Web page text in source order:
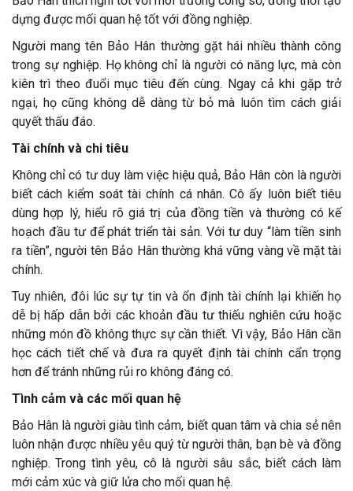
dựng được mối quan hệ tốt với đồng nghiệp.
Người mang tên Bảo Hân thường gặt hái nhiều thành công
trong sự nghiệp. Họ không chỉ là người có năng lực, mà còn
kiên trì theo đuổi mục tiêu đến cùng. Ngay cả khi gặp trở
ngại, họ cũng không dễ dàng từ bỏ mà luôn tìm cách giải
quyết thấu đáo.
Tài chính và chi tiêu
Không chỉ có tư duy làm việc hiệu quả, Bảo Hân còn là người
biết cách kiểm soát tài chính cá nhân. Cô ấy luôn biết tiêu
dùng hợp lý, hiểu rõ giá trị của đồng tiền và thường có kế
hoạch đầu tư để phát triển tài sản. Với tư duy “làm tiền sinh
ra tiền”, người tên Bảo Hân thường khá vững vàng về mặt tài
chính.
Tuy nhiên, đôi lúc sự tự tin và ổn định tài chính lại khiến họ
dễ bị hấp dẫn bởi các khoản đầu tư thiếu nghiên cứu hoặc
những món đồ không thực sự cần thiết. Vì vậy, Bảo Hân cần
học cách tiết chế và đưa ra quyết định tài chính cẩn trọng
hơn để tránh những rủi ro không đáng có.
Tình cảm và các mối quan hệ
Bảo Hân là người giàu tình cảm, biết quan tâm và chia sẻ nên
luôn nhận được nhiều yêu quý từ người thân, bạn bè và đồng
nghiệp. Trong tình yêu, cô là người sâu sắc, biết cách làm
mới cảm xúc và giữ lửa cho mối quan hệ.